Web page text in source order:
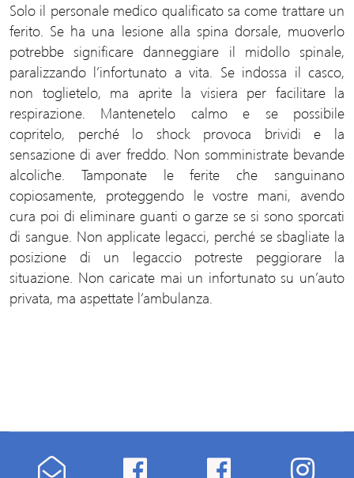
Solo il personale medico qualificato sa come trattare un
ferito. Se ha una lesione alla spina dorsale, muoverlo
potrebbe significare danneggiare il midollo spinale,
paralizzando l’infortunato a vita. Se indossa il casco,
non toglietelo, ma aprite la visiera per facilitare la
respirazione. Mantenetelo calmo e se possibile
copritelo, perché lo shock provoca brividi e la
sensazione di aver freddo. Non somministrate bevande
alcoliche. Tamponate le ferite che sanguinano
copiosamente, proteggendo le vostre mani, avendo
cura poi di eliminare guanti o garze se si sono sporcati
di sangue. Non applicate legacci, perché se sbagliate la
posizione di un legaccio potreste peggiorare la
situazione. Non caricate mai un infortunato su un’auto
privata, ma aspettate l’ambulanza.